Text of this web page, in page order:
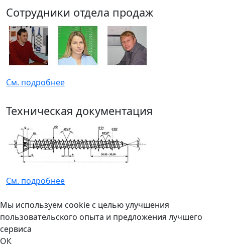
Сотрудники отдела продаж
См. подробнее
Техническая документация
См. подробнее
Мы используем cookie с целью улучшения
пользовательского опыта и предложения лучшего
сервиса
ОК